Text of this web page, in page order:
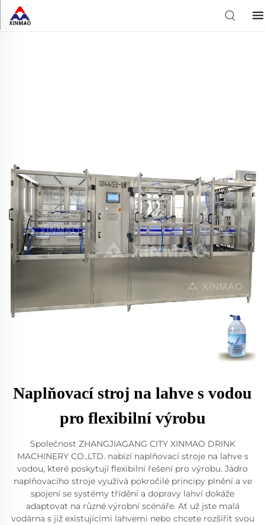
Naplňovací stroj na lahve s vodou
pro flexibilní výrobu
Společnost ZHANGJIAGANG CITY XINMAO DRINK
MACHINERY CO.,LTD. nabízí naplňovací stroje na lahve s
vodou, které poskytují flexibilní řešení pro výrobu. Jádro
naplňovacího stroje využívá pokročilé principy plnění a ve
spojení se systémy třídění a dopravy lahví dokáže
adaptovat na různé výrobní scénáře. Ať už jste malá
vodárna s již existujícími lahvemi nebo chcete rozšířit svou